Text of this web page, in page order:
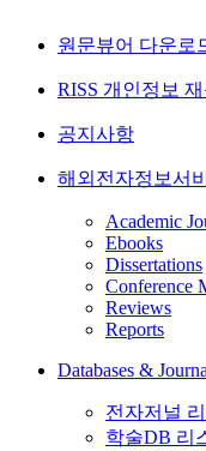
원문뷰어 다운로
RISS 개인정보 재
공지사항
해외전자정보서
Academic
Ebooks
Dissertations
Conference
Reviews
Reports
Databases &
전자저널
학술DB 리